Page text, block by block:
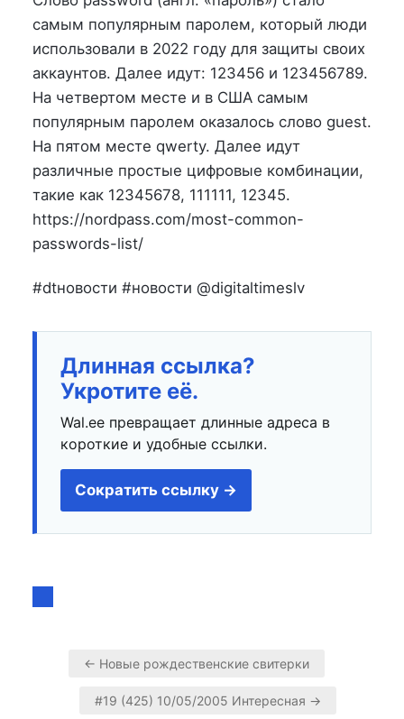
самым популярным паролем, который люди
использовали в 2022 году для защиты своих
аккаунтов. Далее идут: 123456 и 123456789.
На четвертом месте и в США самым
популярным паролем оказалось слово guest.
На пятом месте qwerty. Далее идут
различные простые цифровые комбинации,
такие как 12345678, 111111, 12345.
https://nordpass.com/most-common-
passwords-list/
#dtновости #новости @digitaltimeslv
Длинная ссылка?
Укротите её.
Wal.ee превращает длинные адреса в
короткие и удобные ссылки.
Сократить ссылку →
Навигация
← Новые рождественские свитерки
#19 (425) 10/05/2005 Интересная →